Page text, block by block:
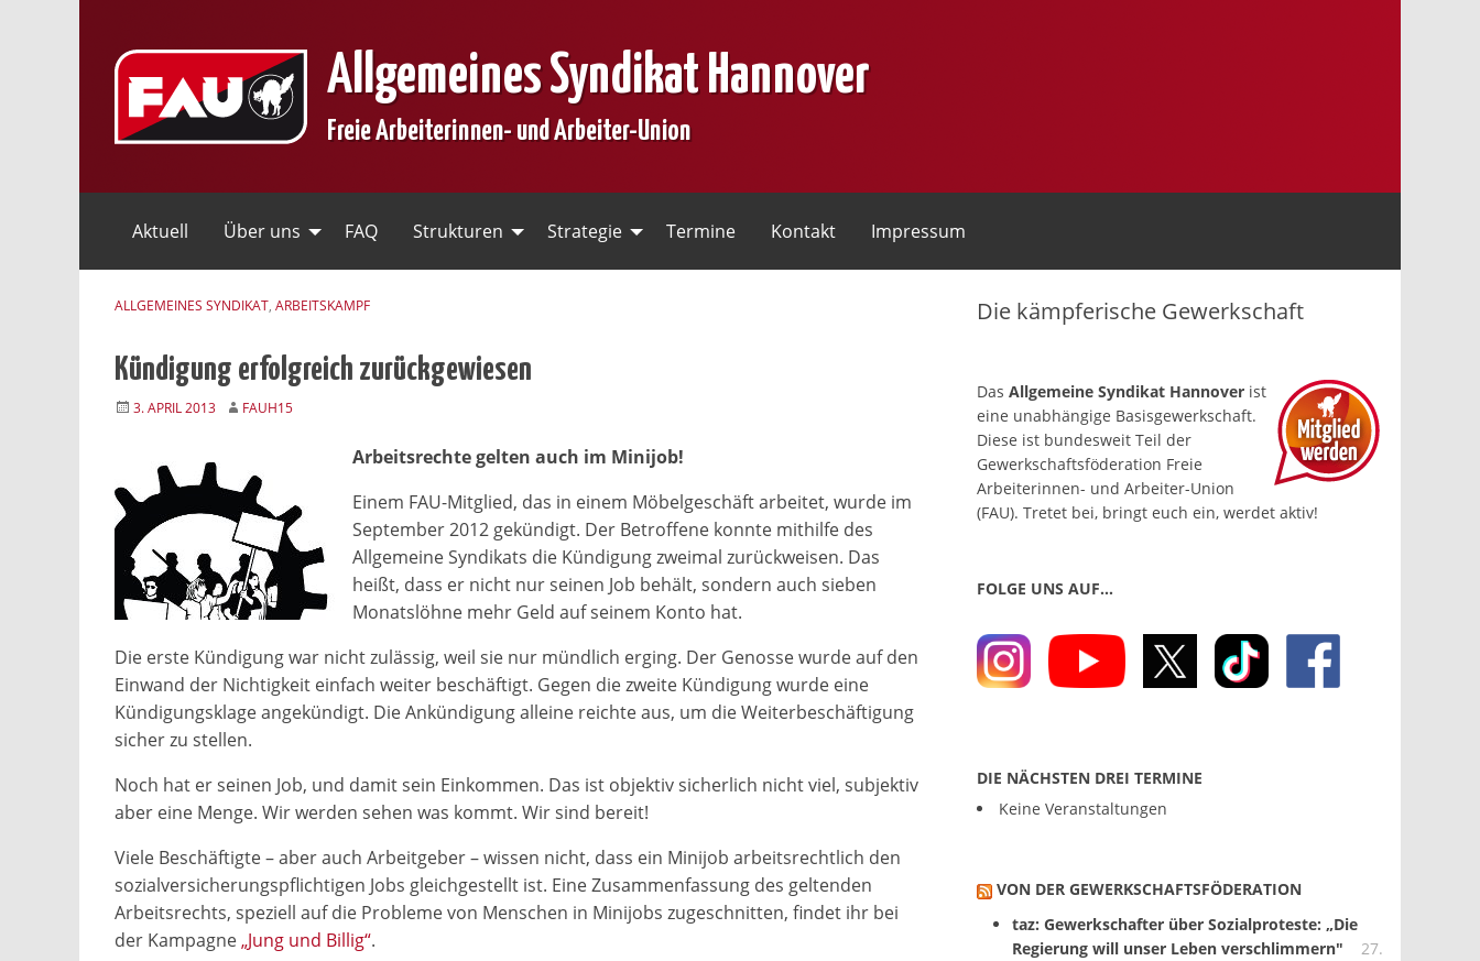
Allgemeines Syndikat Hannover
Freie Arbeiterinnen- und Arbeiter-Union
Aktuell Über uns FAQ Strukturen Strategie Termine Kontakt Impressum
ALLGEMEINES SYNDIKAT, ARBEITSKAMPF
Kündigung erfolgreich zurückgewiesen
3. APRIL 2013 FAUH15
Arbeitsrechte gelten auch im Minijob!
Einem FAU-Mitglied, das in einem Möbelgeschäft arbeitet, wurde im
September 2012 gekündigt. Der Betroffene konnte mithilfe des
Allgemeine Syndikats die Kündigung zweimal zurückweisen. Das
heißt, dass er nicht nur seinen Job behält, sondern auch sieben
Monatslöhne mehr Geld auf seinem Konto hat.
Die erste Kündigung war nicht zulässig, weil sie nur mündlich erging. Der Genosse wurde auf den
Einwand der Nichtigkeit einfach weiter beschäftigt. Gegen die zweite Kündigung wurde eine
Kündigungsklage angekündigt. Die Ankündigung alleine reichte aus, um die Weiterbeschäftigung
sicher zu stellen.
Noch hat er seinen Job, und damit sein Einkommen. Das ist objektiv sicherlich nicht viel, subjektiv
aber eine Menge. Wir werden sehen was kommt. Wir sind bereit!
Viele Beschäftigte – aber auch Arbeitgeber – wissen nicht, dass ein Minijob arbeitsrechtlich den
sozialversicherungspflichtigen Jobs gleichgestellt ist. Eine Zusammenfassung des geltenden
Arbeitsrechts, speziell auf die Probleme von Menschen in Minijobs zugeschnitten, findet ihr bei
der Kampagne„Jung und Billig“.
Die kämpferische Gewerkschaft
Das Allgemeine Syndikat Hannover ist
eine un­abhängige Basis­gewerkschaft.
Diese ist bundesweit Teil der
Gewerkschafts­föderation Freie
Arbeiterinnen- und Arbeiter-Union
(FAU). Tretet bei, bringt euch ein, werdet aktiv!
FOLGE UNS AUF…
DIE NÄCHSTEN DREI TERMINE
Keine Veranstaltungen
VON DER GEWERKSCHAFTS­FÖDERATION
taz: Gewerkschafter über Sozialproteste: „Die
Regierung will unser Leben verschlimmern"
27.